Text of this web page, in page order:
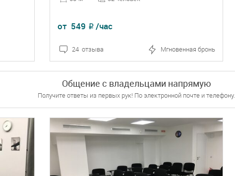
от 549 ₽ /час
24 отзыва Мгновенная бронь
ПОДРОБНЕЕ БРОНЬ
Общение с владельцами напрямую
Получите ответы из первых рук! По электронной почте и телефону.